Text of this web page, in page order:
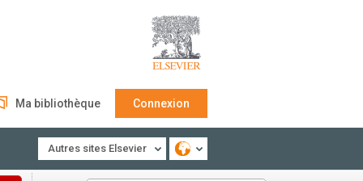
Ma bibliothèque Connexion
Autres sites Elsevier